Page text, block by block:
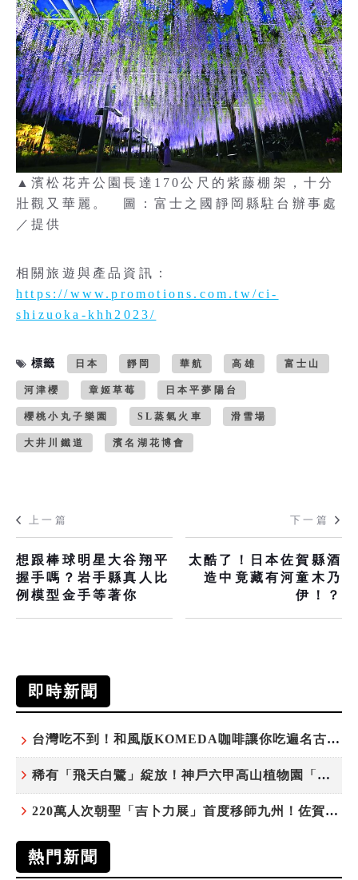
▲濱松花卉公園長達170公尺的紫藤棚架，十分
壯觀又華麗。 圖：富士之國靜岡縣駐台辦事處
／提供
相關旅遊與產品資訊：
https://www.promotions.com.tw/ci-
shizuoka-khh2023/
標籤 日本 靜岡 華航 高雄 富士山
河津櫻 章姬草莓 日本平夢陽台
櫻桃小丸子樂園 SL蒸氣火車 滑雪場
大井川鐵道 濱名湖花博會
上一篇
想跟棒球明星大谷翔平
握手嗎？岩手縣真人比
例模型金手等著你
下一篇
太酷了！日本佐賀縣酒
造中竟藏有河童木乃
伊！？
即時新聞
台灣吃不到！和風版KOMEDA咖啡讓你吃遍名古屋在地美食
稀有「飛天白鷺」綻放！神戶六甲高山植物園「鷺草」珍貴現身
220萬人次朝聖「吉卜力展」首度移師九州！佐賀站早鳥平日套票8/10搶先開賣
熱門新聞